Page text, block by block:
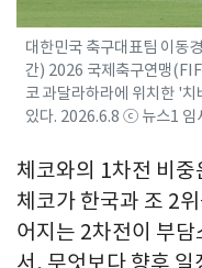
대한민국 축구대표팀 이동
간) 2026 국제축구연맹
코 과달라하라에 위치한 '
있다. 2026.6.8 ⓒ 뉴스1 임
체코와의 1차전 비
체코가 한국과 조 2
어지는 2차전이 부담